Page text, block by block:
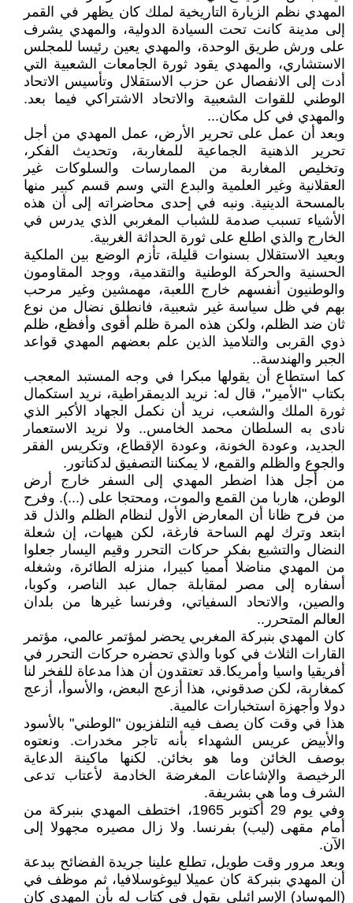
المهدي نظم الزيارة التاريخية لملك كان يظهر في القمر
إلى مدينة كانت تحت السيادة الدولية، والمهدي يشرف
على ورش طريق الوحدة، والمهدي يعين رئيسا للمجلس
الاستشاري، والمهدي يقود ثورة الجامعات الشعبية التي
أدت إلى الانفصال عن حزب الاستقلال وتأسيس الاتحاد
الوطني للقوات الشعبية والاتحاد الاشتراكي فيما بعد.
والمهدي في كل مكان...
وبعد أن عمل على تحرير الأرض، عمل المهدي من أجل
تحرير الذهنية الجماعية للمغاربة، وتحديث الفكر،
وتخليص المغاربة من الممارسات والسلوكات غير
العقلانية وغير العلمية والبدع التي وسم قسم كبير منها
بالمسحة الدينية. ونبه في إحدى محاضراته إلى أن هذه
الأشياء تسبب صدمة للشباب المغربي الذي يدرس في
الخارج والذي اطلع على ثورة الحداثة الغربية.
وبعيد الاستقلال بسنوات قليلة، تأزم الوضع بين الملكية
الحسنية والحركة الوطنية والتقدمية، ووجد المقاومون
والوطنيون أنفسهم خارج اللعبة، مهمشين وغير مرحب
بهم في ظل سياسة غير شعبية، فانطلق نضال من نوع
ثان ضد الظلم، ولكن هذه المرة ظلم أقوى وأفظع، ظلم
ذوي القربى والتلاميذ الذين علم بعضهم المهدي قواعد
الجبر والهندسة..
كما استطاع أن يقولها مبكرا في وجه المستبد المعجب
بكتاب "الأمير"، قال له: نريد الديمقراطية، نريد استكمال
ثورة الملك والشعب، نريد أن نكمل الجهاد الأكبر الذي
نادى به السلطان محمد الخامس.. ولا نريد الاستعمار
الجديد، وعودة الخونة، وعودة الإقطاع، وتكريس الفقر
والجوع والظلم والقمع، لا يمكننا التصفيق لدكتاتور.
من أجل هذا اضطر المهدي إلى السفر خارج أرض
الوطن، هاربا من القمع والموت، ومحتجا على (...). وفرح
من فرح ظانا أن المعارض الأول لنظام الظلم والذل قد
ابتعد وترك لهم الساحة فارغة، لكن هيهات، إن شعلة
النضال والتشبع بفكر حركات التحرر وقيم اليسار جعلوا
من المهدي مناضلا أمميا كبيرا، منزله الطائرة، وشغله
أسفاره إلى مصر لمقابلة جمال عبد الناصر، وكوبا،
والصين، والاتحاد السفياتي، وفرنسا غيرها من بلدان
العالم المتحرر..
كان المهدي بنبركة المغربي يحضر لمؤتمر عالمي، مؤتمر
القارات الثلاث في كوبا والذي تحضره حركات التحرر في
أفريقيا واسيا وأمريكا.قد تعتقدون أن هذا مدعاة للفخر لنا
كمغاربة، لكن صدقوني، هذا أزعج البعض، والأسوأ، أزعج
دولا وأجهزة استخبارات عالمية.
هذا في وقت كان يصف فيه التلفزيون "الوطني" بالأسود
والأبيض عريس الشهداء بأنه تاجر مخدرات. ونعتوه
بوصف الخائن وما هو بخائن. لكنها ماكينة الدعاية
الرخيصة والإشاعات المغرضة الخادمة لأعتاب تدعى
الشرف وما هي بشريفة.
وفي يوم 29 أكتوبر 1965، اختطف المهدي بنبركة من
أمام مقهى (ليب) بفرنسا. ولا زال مصيره مجهولا إلى
الآن.
وبعد مرور وقت طويل، تطلع علينا جريدة الفضائح ببدعة
أن المهدي بنبركة كان عميلا ليوغوسلافيا، ثم موظف في
(الموساد) الإسرائيلي يقول في كتاب له بأن المهدي كان